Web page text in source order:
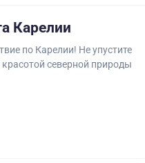
Карелии
по Карелии! Не упустите
северной природы